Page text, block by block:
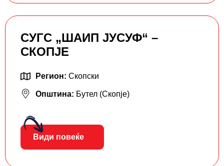
СУГС „ШАИП ЈУСУФ“ –
СКОПЈЕ
Регион: Скопски
Општина: Бутел (Скопје)
Види повеќе